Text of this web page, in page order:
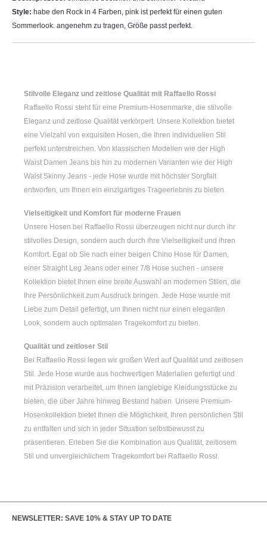
Style: habe den Rock in 4 Farben, pink ist perfekt für einen guten
Sommerlook. angenehm zu tragen, Größe passt perfekt.
Stilvolle Eleganz und zeitlose Qualität mit Raffaello Rossi
Raffaello Rossi steht für eine Premium-Hosenmarke, die stilvolle
Eleganz und zeitlose Qualität verkörpert. Unsere Kollektion bietet
eine Vielzahl von exquisiten Hosen, die Ihren individuellen Stil
perfekt unterstreichen. Von klassischen Modellen wie der High
Waist Damen Jeans bis hin zu modernen Varianten wie der High
Waist Skinny Jeans - jede Hose wurde mit höchster Sorgfalt
entworfen, um Ihnen ein einzigartiges Trageerlebnis zu bieten.
Vielseitigkeit und Komfort für moderne Frauen
Unsere Hosen bei Raffaello Rossi überzeugen nicht nur durch ihr
stilvolles Design, sondern auch durch ihre Vielseitigkeit und ihren
Komfort. Egal ob Sie nach einer beigen Chino Hose für Damen,
einer Straight Leg Jeans oder einer 7/8 Hose suchen - unsere
Kollektion bietet Ihnen eine breite Auswahl an modernen Stilen, die
Ihre Persönlichkeit zum Ausdruck bringen. Jede Hose wurde mit
Liebe zum Detail gefertigt, um Ihnen nicht nur einen eleganten
Look, sondern auch optimalen Tragekomfort zu bieten.
Qualität und zeitloser Stil
Bei Raffaello Rossi legen wir großen Wert auf Qualität und zeitlosen
Stil. Jede Hose wurde aus hochwertigen Materialien gefertigt und
mit Präzision verarbeitet, um Ihnen langlebige Kleidungsstücke zu
bieten, die über Jahre hinweg Bestand haben. Unsere Premium-
Hosenkollektion bietet Ihnen die Möglichkeit, Ihren persönlichen Stil
zu entfalten und sich in jeder Situation selbstbewusst zu
präsentieren. Erleben Sie die Kombination aus Qualität, zeitlosem
Stil und unvergleichlichem Tragekomfort bei Raffaello Rossi.
NEWSLETTER: SAVE 10% & STAY UP TO DATE